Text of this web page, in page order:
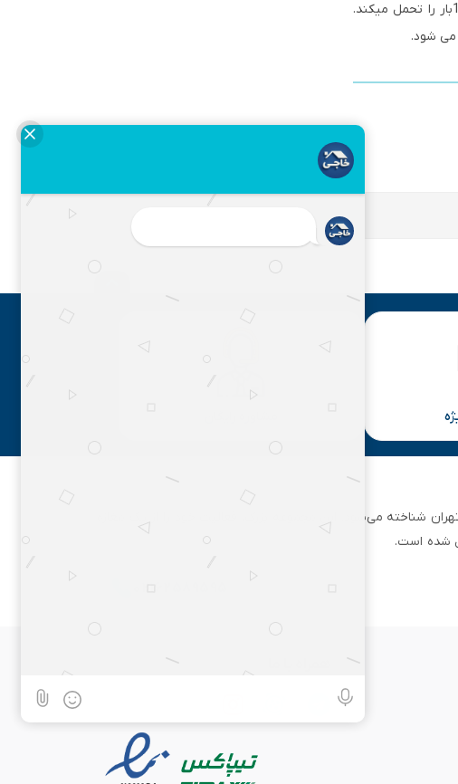
فلنج جوشی پلی اتیلن یکی از پرمصرف ترین محصولات مورد استفاده در خط لوله پلی اتیلن می باشد. این محصول فشار 10بار را تحمل میکند.
می شود.
غرب استان تهران شناخته می‌شود. این مجموعه بزرگ، فعالیت خود را از یک مغازه
شده است.